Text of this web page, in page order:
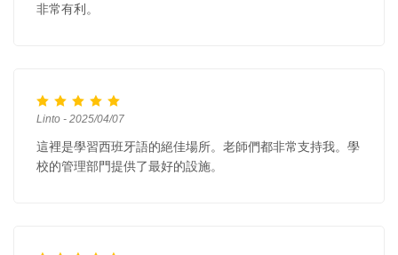
非常有利。
Linto - 2025/04/07
這裡是學習西班牙語的絕佳場所。老師們都非常支持我。學
校的管理部門提供了最好的設施。